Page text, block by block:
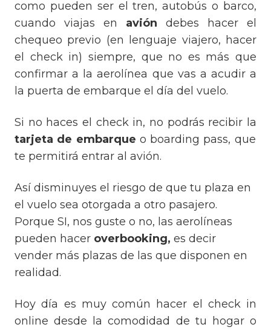
como pueden ser el tren, autobús o barco,
cuando viajas en avión debes hacer el
chequeo previo (en lenguaje viajero, hacer
el check in) siempre, que no es más que
confirmar a la aerolínea que vas a acudir a
la puerta de embarque el día del vuelo.
Si no haces el check in, no podrás recibir la
tarjeta de embarque o boarding pass, que
te permitirá entrar al avión.
Así disminuyes el riesgo de que tu plaza en
el vuelo sea otorgada a otro pasajero.
Porque SI, nos guste o no, las aerolíneas
pueden hacer overbooking, es decir
vender más plazas de las que disponen en
realidad.
Hoy día es muy común hacer el check in
online desde la comodidad de tu hogar o